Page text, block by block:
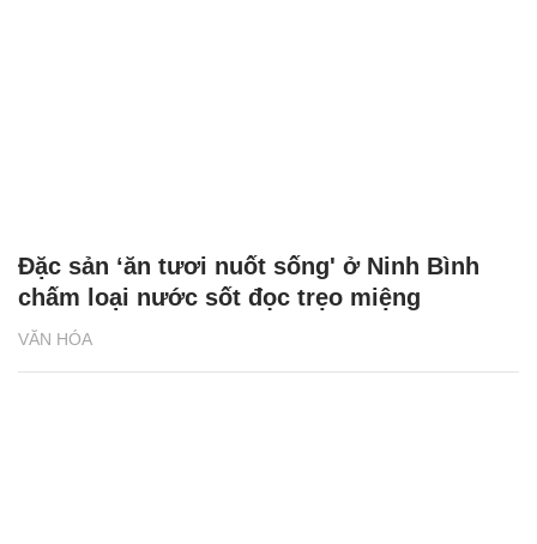
VĂN HÓA
Đặc sản ‘ăn tươi nuốt sống' ở Ninh Bình
chấm loại nước sốt đọc trẹo miệng